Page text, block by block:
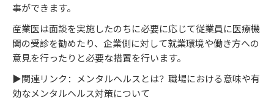
事ができます。
産業医は面談を実施したのちに必要に応じて従業員に医療機
関の受診を勧めたり、企業側に対して就業環境や働き方への
意見を行ったりと必要な措置を行います。
▶関連リンク：メンタルヘルスとは？職場における意味や有
効なメンタルヘルス対策について